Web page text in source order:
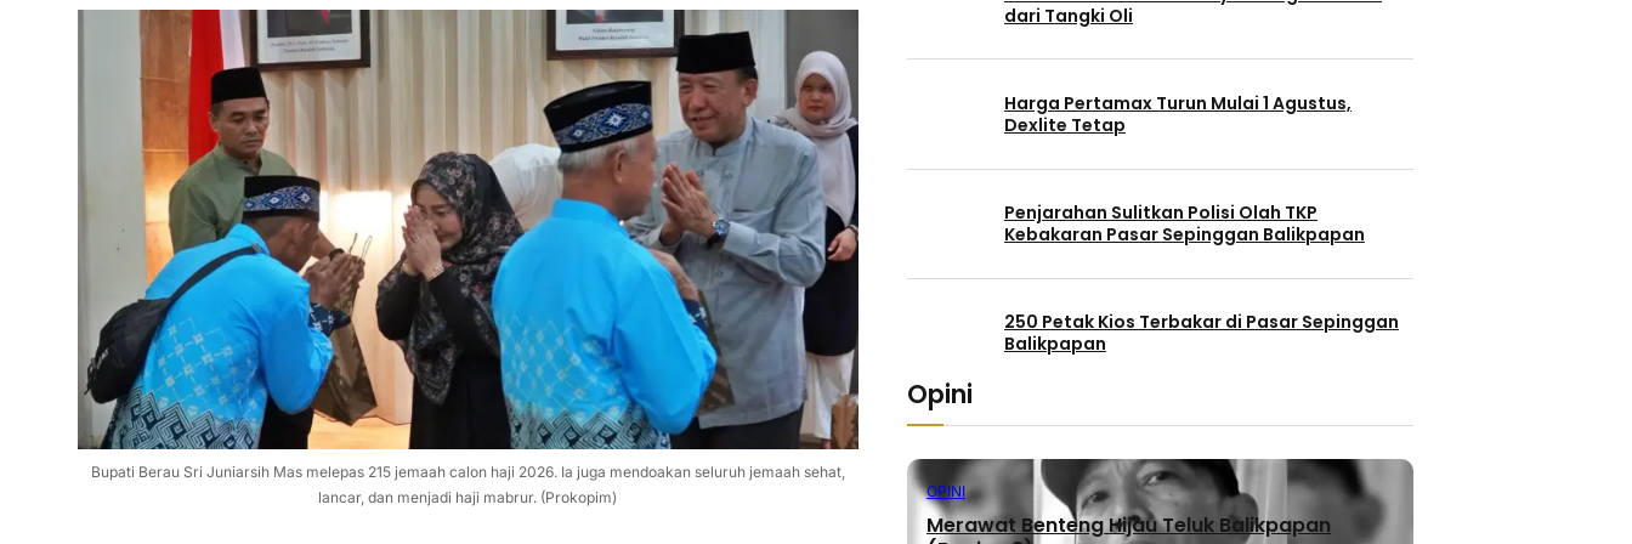
Bupati Berau Sri Juniarsih Mas melepas 215 jemaah calon haji 2026. Ia juga mendoakan seluruh jemaah sehat,
lancar, dan menjadi haji mabrur. (Prokopim)
dari Tangki Oli
Harga Pertamax Turun Mulai 1 Agustus,
Dexlite Tetap
Penjarahan Sulitkan Polisi Olah TKP
Kebakaran Pasar Sepinggan Balikpapan
250 Petak Kios Terbakar di Pasar Sepinggan
Balikpapan
Opini
OPINI
Merawat Benteng Hijau Teluk Balikpapan